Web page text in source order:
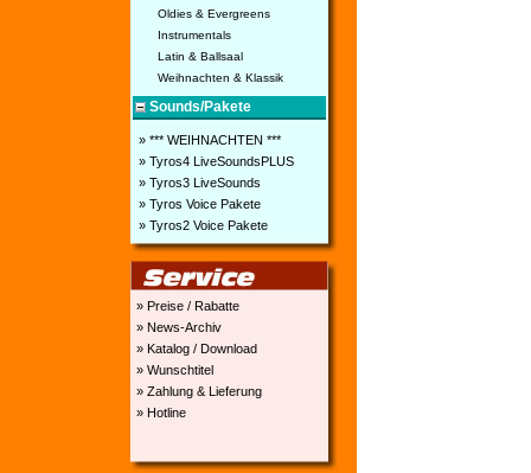
Oldies & Evergreens
Instrumentals
Latin & Ballsaal
Weihnachten & Klassik
Sounds/Pakete
» *** WEIHNACHTEN ***
» Tyros4 LiveSoundsPLUS
» Tyros3 LiveSounds
» Tyros Voice Pakete
» Tyros2 Voice Pakete
» Preise / Rabatte
» News-Archiv
» Katalog / Download
» Wunschtitel
» Zahlung & Lieferung
» Hotline